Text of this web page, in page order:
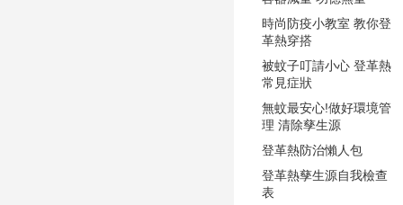
時尚防疫小教室 教你登
革熱穿搭
被蚊子叮請小心 登革熱
常見症狀
無蚊最安心!做好環境管
理 清除孳生源
登革熱防治懶人包
登革熱孳生源自我檢查
表